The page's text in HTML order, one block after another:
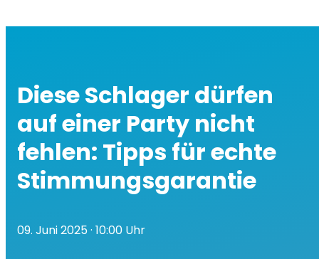
Diese Schlager dürfen
auf einer Party nicht
fehlen: Tipps für echte
Stimmungsgarantie
09. Juni 2025· 10:00 Uhr